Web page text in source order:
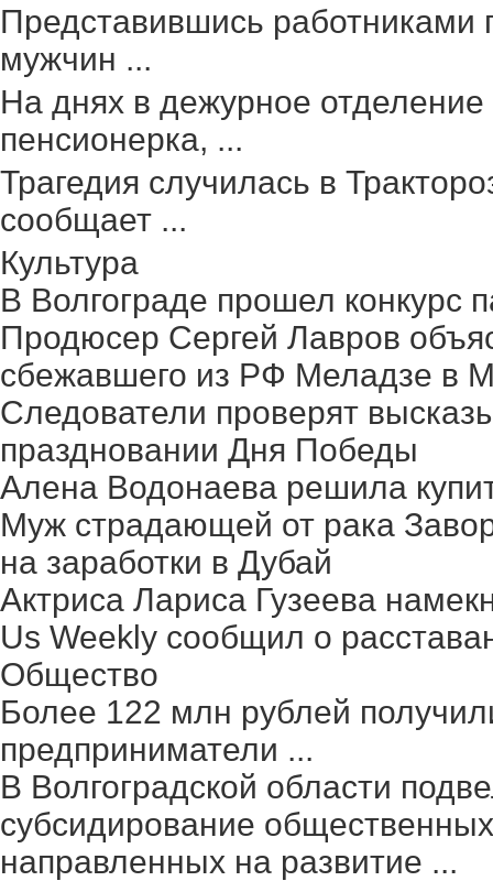
Представившись работниками
мужчин ...
На днях в дежурное
пенсионерка, ...
Трагедия случилась в
сообщает ...
Культура
В Волгограде прошел конкурс
Продюсер Сергей Лавров
сбежавшего из РФ Меладзе в
Следователи проверят
праздновании Дня Победы
Алена Водонаева решила
Муж страдающей от рака
на заработки в Дубай
Актриса Лариса Гузеева
Us Weekly сообщил о
Общество
Более 122 млн рублей
предприниматели ...
В Волгоградской области
субсидирование
направленных на развитие ...